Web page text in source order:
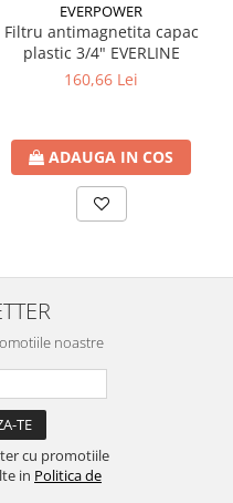
EVERPOWER
Filtru antimagnetita capac
plastic 3/4" EVERLINE
160,66 Lei
ADAUGA IN COS
noastre
cu promotiile
in Politica de